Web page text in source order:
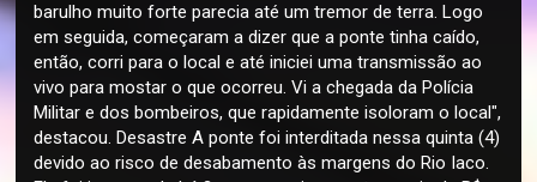
barulho muito forte parecia até um tremor de terra. Logo
em seguida, começaram a dizer que a ponte tinha caído,
então, corri para o local e até iniciei uma transmissão ao
vivo para mostar o que ocorreu. Vi a chegada da Polícia
Militar e dos bombeiros, que rapidamente isoloram o local",
destacou. Desastre A ponte foi interditada nessa quinta (4)
devido ao risco de desabamento às margens do Rio Iaco.